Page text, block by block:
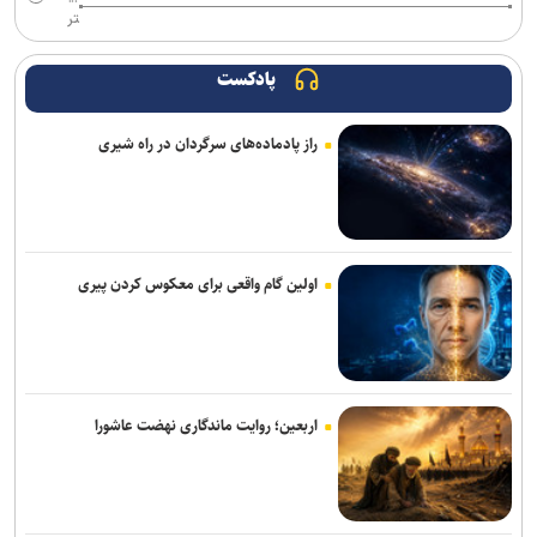
واکاوی چالش‌های زنجیره ارزش در صنعت نساجی و ارائه راهکارهای
دانشگاهی/۱۰۰ هکتار زمین و ۱۰ شهرستان؛ طرح جامع خورشیدی دانشگاه
خبرنگاران دیده‌بانان بیدار و پرچمداران صادق جهاد تبیین هستند
خبرنگاران، دیده‌بانان بیدار و روایتگران حقیقت در تلاطم تحولات رسانه‌ای
هستند
خبرنگاران، پیشگامان عرصه اطلاع‌رسانی و روایتگران صادق رویداد‌ها
هستند
توسعه رشته‌های تحصیلی در دستورکار دانشگاه آزاد ممسنی/ زمینه‌ساز
کاهش مهاجرت نخبگان شدیم
سواد الگوریتمی نقادانه؛ ضرورتی انکارناپذیر برای دانشجویان در عصر
هوش مصنوعی
خبرنگاران با صداقت و امانتداری نقش بی‌بدیلی در انسجام ملی و تقویت
روحیه مقاومت ایفا کرده‌اند
تر
پادکست
راز پادماده‌های سرگردان در راه شیری
اولین گام واقعی برای معکوس کردن پیری
اربعین؛ روایت ماندگاری نهضت عاشورا